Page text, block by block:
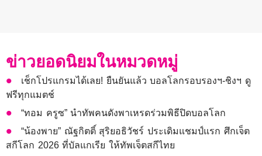
ข่าวยอดนิยมในหมวดหมู่
เช็กโปรแกรมได้เลย! ยืนยันแล้ว บอลโลกรอบรองฯ-ชิงฯ ดู
ฟรีทุกแมตช์
“ทอม ครูซ” นำทัพคนดังพาเหรดร่วมพิธีปิดบอลโลก
“น้องพาย” ณัฐกิตติ์ สุริยอธิวัชร์ ประเดิมแชมป์แรก ศึกเจ็ต
สกีโลก 2026 ที่บัลแกเรีย ให้ทัพเจ็ตสกีไทย